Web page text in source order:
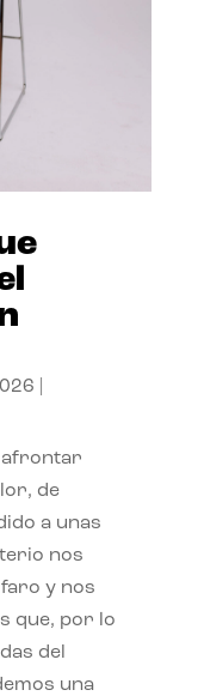
afrontar
de
a unas
nos
y nos
que, por lo
del
una